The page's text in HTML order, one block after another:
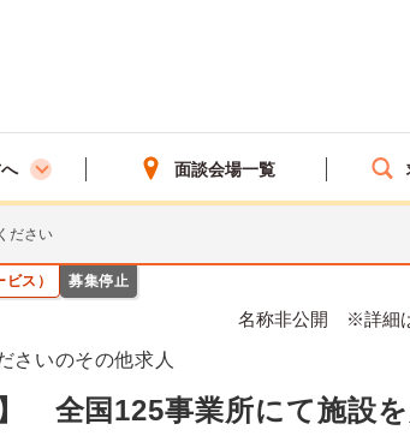
面談会場一覧
ださい
ス） 募集停止
名称非公開 ※詳細
いのその他求人
】 全国125事業所にて施設